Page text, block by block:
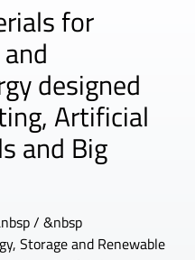
for
designed
Artificial
and Big
/ &nbsp
Storage and Renewable